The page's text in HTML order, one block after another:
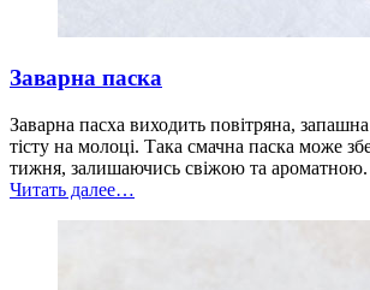
Заварна паска
Заварна пасха виходить повітряна,
тісту на молоці. Така смачна паска може
тижня, залишаючись свіжою та ароматною.
Читать далее“Заварна
…